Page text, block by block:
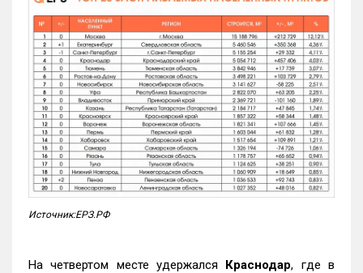
Источник:ЕРЗ.РФ
На четвертом месте удержался Краснодар, где в